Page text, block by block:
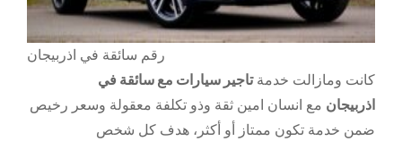
رقم سائقة في اذربيجان
كانت ومازالت خدمةتاجير سيارات مع سائقة في
اذربيجان مع انسان امين ثقة وذو تكلفة معقولة وسعر رخيص
ضمن خدمة تكون ممتاز أو أكثر، هدف كل شخص